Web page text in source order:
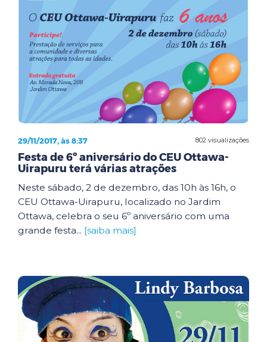
802 visualizações
29/11/2017, às 8:37
Festa de 6º aniversário do CEU Ottawa-
Uirapuru terá várias atrações
Neste sábado, 2 de dezembro, das 10h às 16h, o
CEU Ottawa-Uirapuru, localizado no Jardim
Ottawa, celebra o seu 6º aniversário com uma
grande festa... [saiba mais]